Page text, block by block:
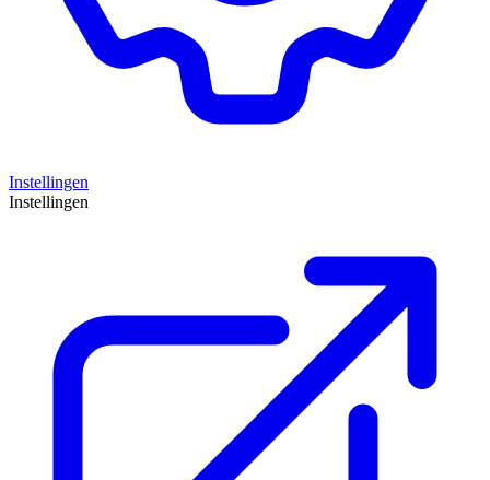
Instellingen
Instellingen